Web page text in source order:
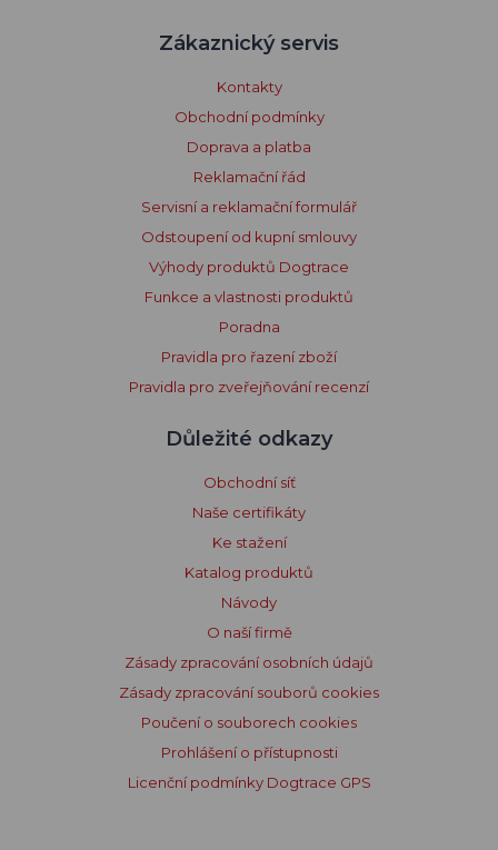
Zákaznický servis
Kontakty
Obchodní podmínky
Doprava a platba
Reklamační řád
Servisní a reklamační formulář
Odstoupení od kupní smlouvy
Výhody produktů Dogtrace
Funkce a vlastnosti produktů
Poradna
Pravidla pro řazení zboží
Pravidla pro zveřejňování recenzí
Důležité odkazy
Obchodní síť
Naše certifikáty
Ke stažení
Katalog produktů
Návody
O naší firmě
Zásady zpracování osobních údajů
Zásady zpracování souborů cookies
Poučení o souborech cookies
Prohlášení o přístupnosti
Licenční podmínky Dogtrace GPS